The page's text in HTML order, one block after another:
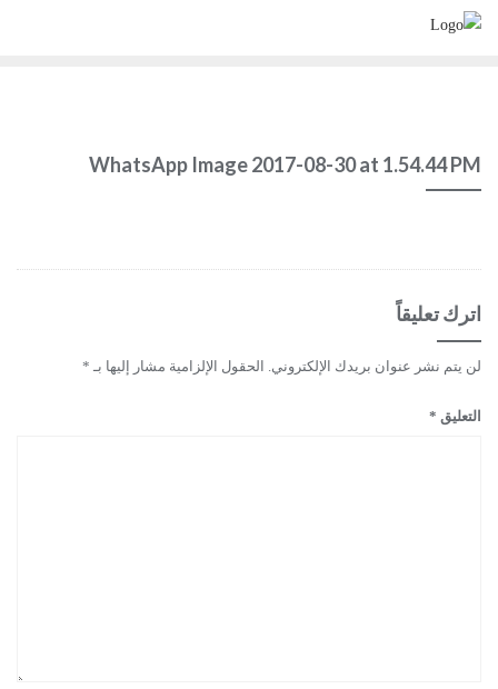
Skip
WhatsApp Image 2017-08-30 at 1.54.44 PM
اترك تعليقاً
لن يتم نشر عنوان بريدك الإلكتروني. الحقول الإلزامية مشار إليها بـ *
التعليق *